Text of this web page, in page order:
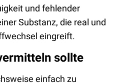
und fehlender
Substanz, die real und
eingreift.
sollte
einfach zu